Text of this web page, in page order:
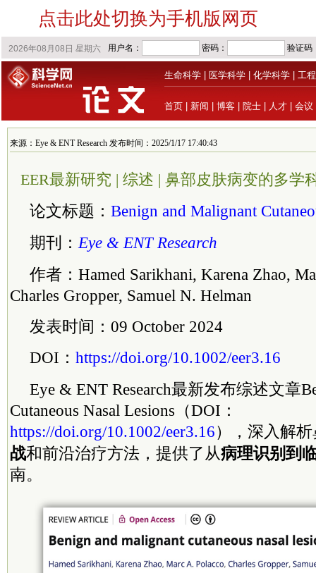
点击此处切换为手机版网页
生命科学 医学科学 化学科学 工
首页 新闻 博客 院士 人才 会议
来源：Eye & ENT Research 发布时间：2025/1/17 17:40:43
EER最新研究 | 综述 | 鼻部皮肤病变的多学
论文标题： Benign and Malignant
期刊： Eye & ENT Research
作者：Hamed Sarikhani, Karena Zhao,
Charles Gropper, Samuel N. Helman
发表时间：09 October 2024
DOI： https://doi.org/10.1002/eer3.16
Eye & ENT Research最新发布综述文章
Cutaneous Nasal Lesions（DOI：
https://doi.org/10.1002/eer3.16），深入解
战和前沿治疗方法，提供了从病理识别到
南。